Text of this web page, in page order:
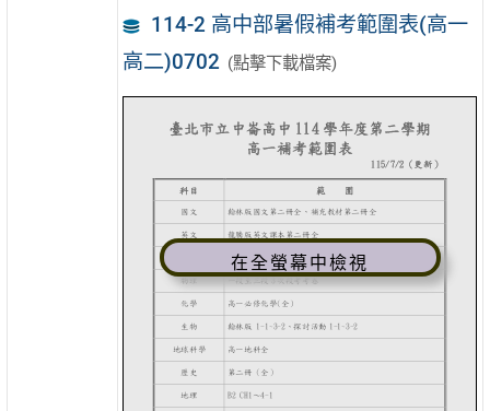
114-2 高中部暑假補考範圍表(高一
高二)0702 (點擊下載檔案)
在全螢幕中檢視